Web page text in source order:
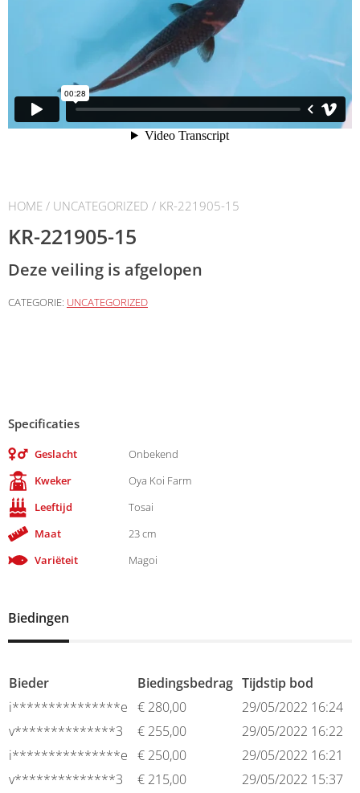
HOME / UNCATEGORIZED / KR-221905-15
KR-221905-15
Deze veiling is afgelopen
CATEGORIE: UNCATEGORIZED
Specificaties
Geslacht
Onbekend
Kweker
Oya Koi Farm
Leeftijd
Tosai
Maat
23 cm
Variëteit
Magoi
Biedingen
Bieder Biedingsbedrag Tijdstip bod
i***************e € 280,00
29/05/2022 16:24
v**************3
€ 255,00
29/05/2022 16:22
i***************e € 250,00
29/05/2022 16:21
v**************3
€ 215,00
29/05/2022 15:37